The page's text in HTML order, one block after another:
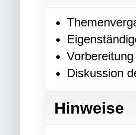
Diskussion
Hinweise